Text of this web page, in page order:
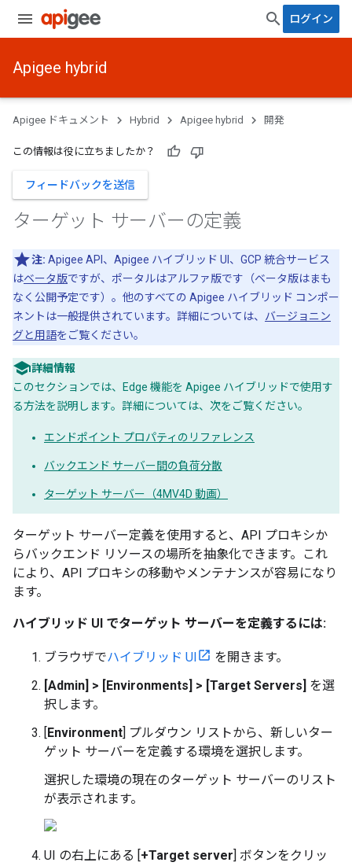
ログイン
Apigee hybrid
Apigee ドキュメント Hybrid Apigee hybrid 開発
この情報は役に立ちましたか？
フィードバックを送信
ターゲット サーバーの定義
注: Apigee API、Apigee ハイブリッド UI、GCP 統合サービス
はベータ版ですが、ポータルはアルファ版です（ベータ版はまも
なく公開予定です）。他のすべての Apigee ハイブリッド コンポー
ネントは一般提供されています。詳細については、 バージョニン
グと用語をご覧ください。
詳細情報
このセクションでは、Edge 機能を Apigee ハイブリッドで使用す
る方法を説明します。詳細については、次をご覧ください。
エンドポイント プロパティのリファレンス
バックエンド サーバー間の負荷分散
ターゲット サーバー（4MV4D 動画）
ターゲット サーバー定義を使用すると、API プロキシか
らバックエンド リソースの場所を抽象化できます。これ
により、API プロキシの移動やメンテナンスが容易になり
ます。
ハイブリッド UI でターゲット サーバーを定義するには:
ブラウザでハイブリッド UI
を開きます。
[Admin] > [Environments] > [Target Servers] を選
択します。
[Environment] プルダウン リストから、新しいター
ゲット サーバーを定義する環境を選択します。
選択した環境の現在のターゲット サーバーのリスト
が表示されます。
UI の右上にある [+Target server] ボタンをクリッ